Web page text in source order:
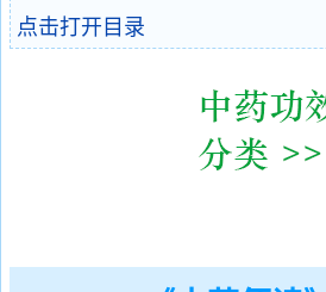
点击打开目录